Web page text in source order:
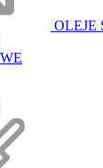
OLEJE